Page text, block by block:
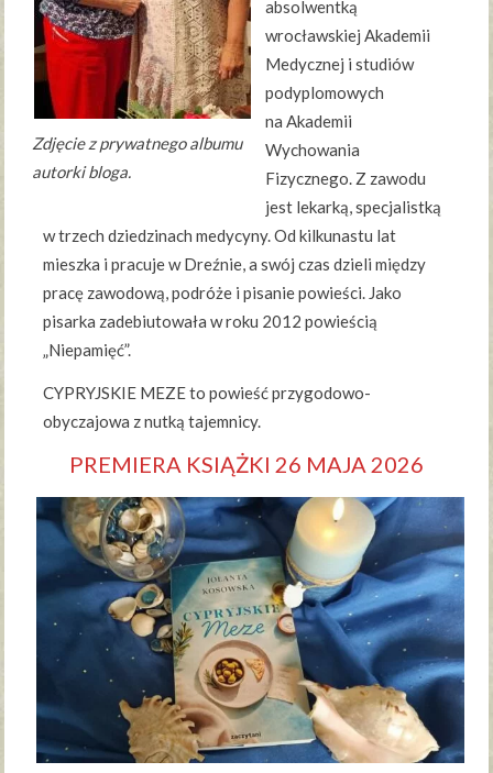
Zdjęcie z prywatnego albumu
autorki bloga.
absolwentką
wrocławskiej Akademii
Medycznej i studiów
podyplomowych
na Akademii
Wychowania
Fizycznego. Z zawodu
jest lekarką, specjalistką
w trzech dziedzinach medycyny. Od kilkunastu lat
mieszka i pracuje w Dreźnie, a swój czas dzieli między
pracę zawodową, podróże i pisanie powieści. Jako
pisarka zadebiutowała w roku 2012 powieścią
„Niepamięć”.
CYPRYJSKIE MEZE to powieść przygodowo-
obyczajowa z nutką tajemnicy.
PREMIERA KSIĄŻKI 26 MAJA 2026